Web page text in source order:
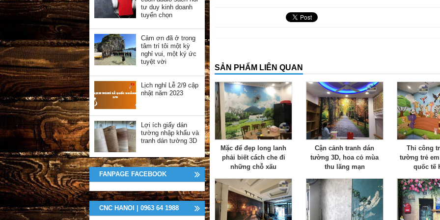
SẢN PHẨM LIÊN QUAN
Mặc để đẹp long lanh
phải biết cách che đi
những chỗ xấu
Cận cảnh tranh dán
tường 3D, hoa cỏ mùa
thu lãng mạn
Thi công
tường trẻ
quốc tế
tư duy kinh doanh
tuyển chọn
Cảm ơn đã ở trong
tâm trí tôi một kỳ
nghỉ vui, một ký ức
tuyệt vời
Lịch nghỉ Lễ 2/9 cập
nhật năm 2023
Lợi ích giấy dán
tường nhập khẩu và
tranh dán tường 3D
FANPAGE FACEBOOK
CNC HANOI | 0963 64 1988